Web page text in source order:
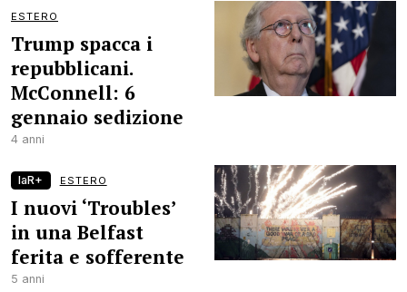
ESTERO
Trump spacca i
repubblicani.
McConnell: 6
gennaio sedizione
4 anni
laR+ ESTERO
I nuovi ‘Troubles’
in una Belfast
ferita e sofferente
5 anni